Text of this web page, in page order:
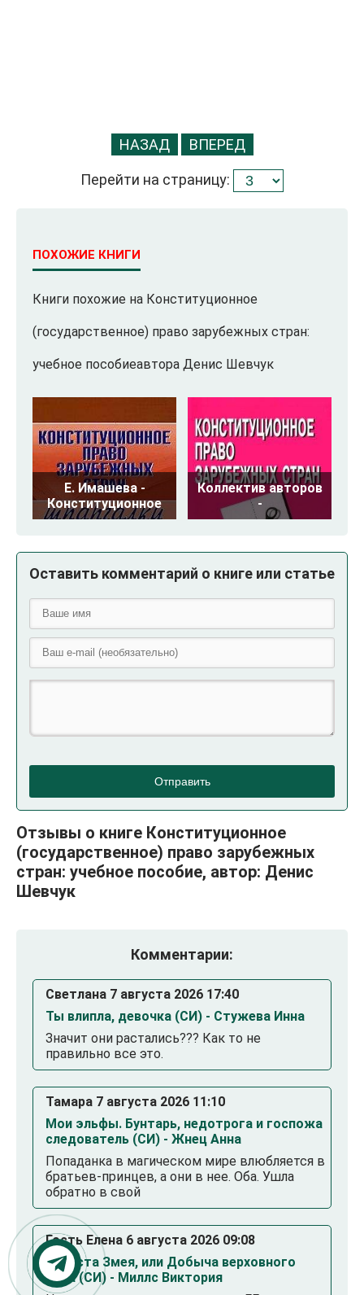
НАЗАД ВПЕРЕД
Перейти на страницу:
ПОХОЖИЕ КНИГИ
Книги похожие на Конституционное
(государственное) право зарубежных стран:
учебное пособиеавтора Денис Шевчук
Е. Имашева -
Конституционное
Коллектив авторов
-
Оставить комментарий о книге или статье
Отправить
Отзывы о книге Конституционное
(государственное) право зарубежных
стран: учебное пособие, автор: Денис
Шевчук
Комментарии:
Светлана 7 августа 2026 17:40
Ты влипла, девочка (СИ) - Стужева Инна
Значит они растались??? Как то не
правильно все это.
Тамара 7 августа 2026 11:10
Мои эльфы. Бунтарь, недотрога и госпожа
следователь (СИ) - Жнец Анна
Попаданка в магическом мире влюбляется в
братьев-принцев, а они в нее. Оба. Ушла
обратно в свой
Гость Елена 6 августа 2026 09:08
Невеста Змея, или Добыча верховного
Нага (СИ) - Миллс Виктория